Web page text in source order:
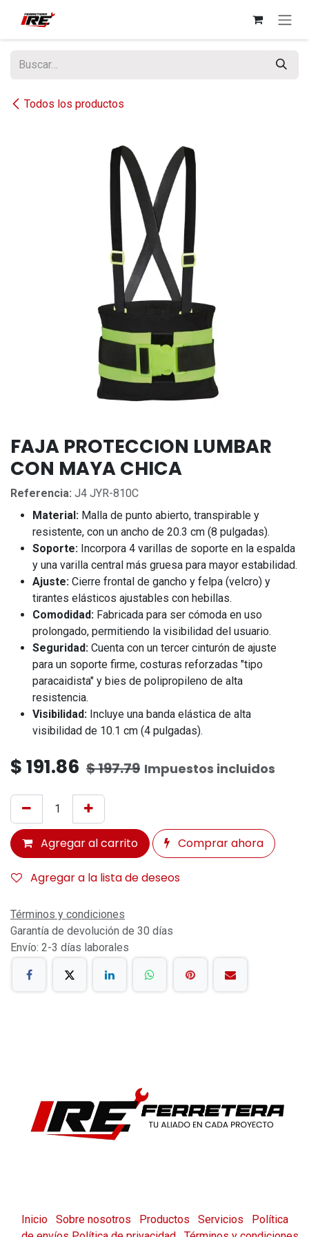
Todos los productos
FAJA PROTECCION LUMBAR
CON MAYA CHICA
Referencia: J4 JYR-810C
Material: Malla de punto abierto, transpirable y
resistente, con un ancho de 20.3 cm (8 pulgadas).
Soporte: Incorpora 4 varillas de soporte en la espalda
y una varilla central más gruesa para mayor estabilidad.
Ajuste: Cierre frontal de gancho y felpa (velcro) y
tirantes elásticos ajustables con hebillas.
Comodidad: Fabricada para ser cómoda en uso
prolongado, permitiendo la visibilidad del usuario.
Seguridad: Cuenta con un tercer cinturón de ajuste
para un soporte firme, costuras reforzadas "tipo
paracaidista" y bies de polipropileno de alta
resistencia.
Visibilidad: Incluye una banda elástica de alta
visibilidad de 10.1 cm (4 pulgadas).
$191.86 $197.79 Impuestos incluidos
Agregar al carrito Comprar ahora
Agregar a la lista de deseos
Términos y condiciones
Garantía de devolución de 30 días
Envío: 2-3 días laborales
Inicio Sobre nosotros Productos Servicios
Política